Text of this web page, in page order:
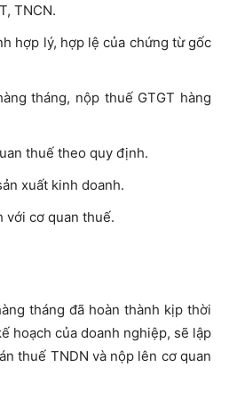
TNCN.
hợp lý, hợp lệ của chứng từ gốc
tháng, nộp thuế GTGT hàng
thuế theo quy định.
xuất kinh doanh.
với cơ quan thuế.
tháng đã hoàn thành kịp thời
hoạch của doanh nghiệp, sẽ lập
thuế TNDN và nộp lên cơ quan